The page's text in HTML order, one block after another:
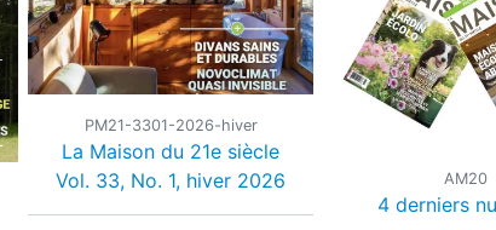
PM21-3301-2026-hiver
La Maison du 21e siècle
Vol. 33, No. 1, hiver 2026
AM20
4 derniers